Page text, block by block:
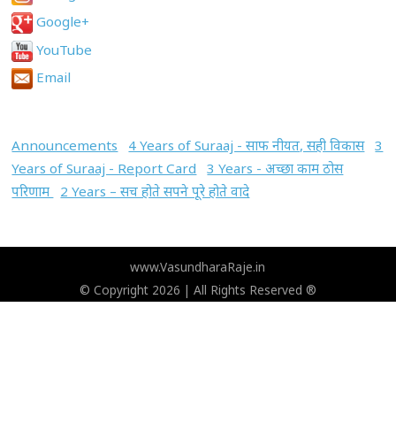
Google+
YouTube
Email
Announcements 4 Years of Suraaj - साफ नीयत, सही विकास 3
Years of Suraaj - Report Card
3 Years - अच्छा काम ठोस
परिणाम
2 Years – सच होते सपने पूरे होते वादे
www.VasundharaRaje.in
© Copyright 2026 | All Rights Reserved ®